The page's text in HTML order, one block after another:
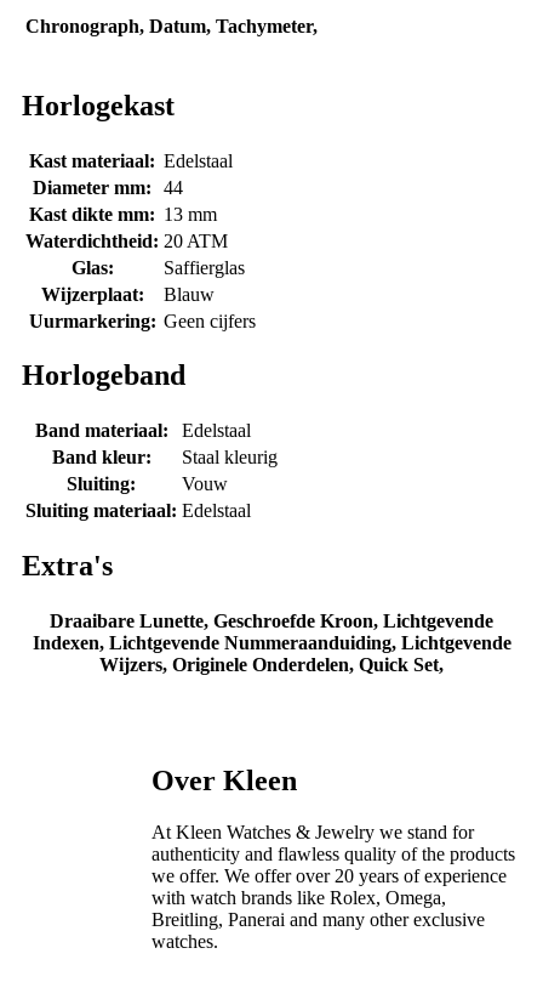
Chronograph, Datum, Tachymeter,
Horlogekast
Kast materiaal: Edelstaal
Diameter mm:
44
Kast dikte mm: 13 mm
Waterdichtheid: 20 ATM
Glas:
Saffierglas
Wijzerplaat:
Blauw
Uurmarkering: Geen cijfers
Horlogeband
Band materiaal:
Edelstaal
Band kleur:
Staal kleurig
Sluiting:
Vouw
Sluiting materiaal: Edelstaal
Extra's
Draaibare Lunette, Geschroefde Kroon, Lichtgevende
Indexen, Lichtgevende Nummeraanduiding, Lichtgevende
Wijzers, Originele Onderdelen, Quick Set,
Over Kleen
At Kleen Watches & Jewelry we stand for
authenticity and flawless quality of the products
we offer. We offer over 20 years of experience
with watch brands like Rolex, Omega,
Breitling, Panerai and many other exclusive
watches.